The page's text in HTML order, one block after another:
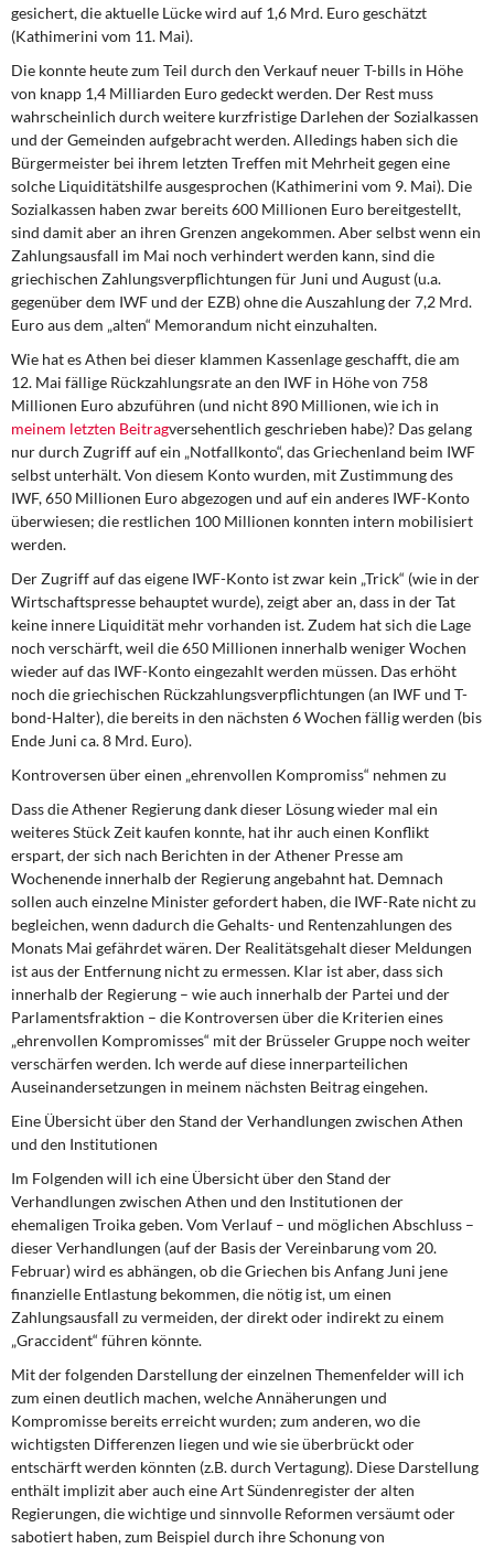
gesichert, die aktuelle Lücke wird auf 1,6 Mrd. Euro geschätzt
(Kathimerini vom 11. Mai).
Die konnte heute zum Teil durch den Verkauf neuer T-bills in Höhe
von knapp 1,4 Milliarden Euro gedeckt werden. Der Rest muss
wahrscheinlich durch weitere kurzfristige Darlehen der Sozialkassen
und der Gemeinden aufgebracht werden. Alledings haben sich die
Bürgermeister bei ihrem letzten Treffen mit Mehrheit gegen eine
solche Liquiditätshilfe ausgesprochen (Kathimerini vom 9. Mai). Die
Sozialkassen haben zwar bereits 600 Millionen Euro bereitgestellt,
sind damit aber an ihren Grenzen angekommen. Aber selbst wenn ein
Zahlungsausfall im Mai noch verhindert werden kann, sind die
griechischen Zahlungsverpflichtungen für Juni und August (u.a.
gegenüber dem IWF und der EZB) ohne die Auszahlung der 7,2 Mrd.
Euro aus dem „alten“ Memorandum nicht einzuhalten.
Wie hat es Athen bei dieser klammen Kassenlage geschafft, die am
12. Mai fällige Rückzahlungsrate an den IWF in Höhe von 758
Millionen Euro abzuführen (und nicht 890 Millionen, wie ich in
meinem letzten Beitragversehentlich geschrieben habe)? Das gelang
nur durch Zugriff auf ein „Notfallkonto“, das Griechenland beim IWF
selbst unterhält. Von diesem Konto wurden, mit Zustimmung des
IWF, 650 Millionen Euro abgezogen und auf ein anderes IWF-Konto
überwiesen; die restlichen 100 Millionen konnten intern mobilisiert
werden.
Der Zugriff auf das eigene IWF-Konto ist zwar kein „Trick“ (wie in der
Wirtschaftspresse behauptet wurde), zeigt aber an, dass in der Tat
keine innere Liquidität mehr vorhanden ist. Zudem hat sich die Lage
noch verschärft, weil die 650 Millionen innerhalb weniger Wochen
wieder auf das IWF-Konto eingezahlt werden müssen. Das erhöht
noch die griechischen Rückzahlungsverpflichtungen (an IWF und T-
bond-Halter), die bereits in den nächsten 6 Wochen fällig werden (bis
Ende Juni ca. 8 Mrd. Euro).
Kontroversen über einen „ehrenvollen Kompromiss“ nehmen zu
Dass die Athener Regierung dank dieser Lösung wieder mal ein
weiteres Stück Zeit kaufen konnte, hat ihr auch einen Konflikt
erspart, der sich nach Berichten in der Athener Presse am
Wochenende innerhalb der Regierung angebahnt hat. Demnach
sollen auch einzelne Minister gefordert haben, die IWF-Rate nicht zu
begleichen, wenn dadurch die Gehalts- und Rentenzahlungen des
Monats Mai gefährdet wären. Der Realitätsgehalt dieser Meldungen
ist aus der Entfernung nicht zu ermessen. Klar ist aber, dass sich
innerhalb der Regierung – wie auch innerhalb der Partei und der
Parlamentsfraktion – die Kontroversen über die Kriterien eines
„ehrenvollen Kompromisses“ mit der Brüsseler Gruppe noch weiter
verschärfen werden. Ich werde auf diese innerparteilichen
Auseinandersetzungen in meinem nächsten Beitrag eingehen.
Eine Übersicht über den Stand der Verhandlungen zwischen Athen
und den Institutionen
Im Folgenden will ich eine Übersicht über den Stand der
Verhandlungen zwischen Athen und den Institutionen der
ehemaligen Troika geben. Vom Verlauf – und möglichen Abschluss –
dieser Verhandlungen (auf der Basis der Vereinbarung vom 20.
Februar) wird es abhängen, ob die Griechen bis Anfang Juni jene
finanzielle Entlastung bekommen, die nötig ist, um einen
Zahlungsausfall zu vermeiden, der direkt oder indirekt zu einem
„Graccident“ führen könnte.
Mit der folgenden Darstellung der einzelnen Themenfelder will ich
zum einen deutlich machen, welche Annäherungen und
Kompromisse bereits erreicht wurden; zum anderen, wo die
wichtigsten Differenzen liegen und wie sie überbrückt oder
entschärft werden könnten (z.B. durch Vertagung). Diese Darstellung
enthält implizit aber auch eine Art Sündenregister der alten
Regierungen, die wichtige und sinnvolle Reformen versäumt oder
sabotiert haben, zum Beispiel durch ihre Schonung von